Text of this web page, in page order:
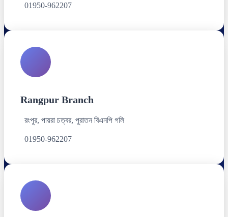
01950-962207
Rangpur Branch
রংপুর, পায়রা চত্বর, পুরাতন বিএনপি গলি
01950-962207